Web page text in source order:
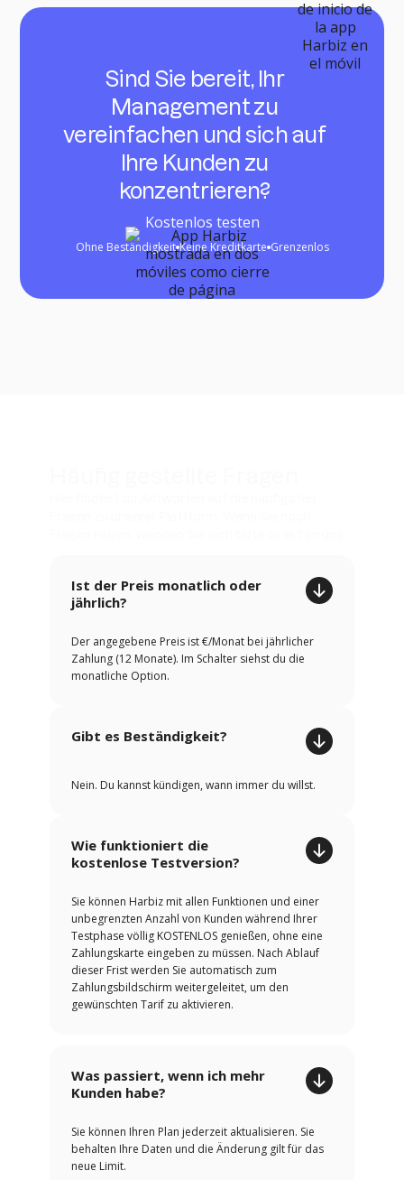
Sind Sie bereit, Ihr
Management zu
vereinfachen und sich auf
Ihre Kunden zu
konzentrieren?
Kostenlos testen
Ohne Beständigkeit Keine Kreditkarte Grenzenlos
Ist der Preis monatlich oder
jährlich?
Der angegebene Preis ist €/Monat bei jährlicher
Zahlung (12 Monate). Im Schalter siehst du die
monatliche Option.
Gibt es Beständigkeit?
Nein. Du kannst kündigen, wann immer du willst.
Wie funktioniert die
kostenlose Testversion?
Sie können Harbiz mit allen Funktionen und einer
unbegrenzten Anzahl von Kunden während Ihrer
Testphase völlig KOSTENLOS genießen, ohne eine
Zahlungskarte eingeben zu müssen. Nach Ablauf
dieser Frist werden Sie automatisch zum
Zahlungsbildschirm weitergeleitet, um den
gewünschten Tarif zu aktivieren.
Was passiert, wenn ich mehr
Kunden habe?
Sie können Ihren Plan jederzeit aktualisieren. Sie
behalten Ihre Daten und die Änderung gilt für das
neue Limit.